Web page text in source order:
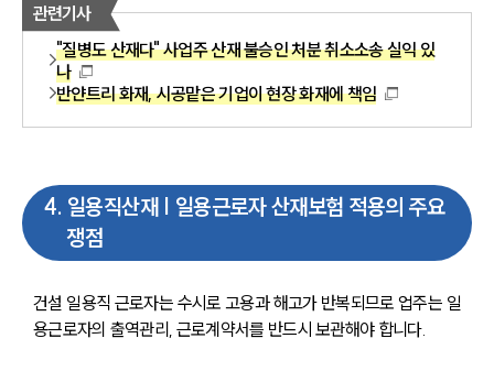
관련기사
"질병도 산재다" 사업주 산재 불승인 처분 취소소송 실익 있
나
반얀트리 화재, 시공맡은 기업이 현장 화재에 책임
4. 일용직산재 | 일용근로자 산재보험 적용의 주요
쟁점
건설 일용직 근로자는 수시로 고용과 해고가 반복되므로 업주는 일
용근로자의 출역관리, 근로계약서를 반드시 보관해야 합니다.